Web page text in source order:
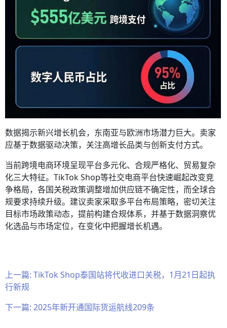
数据揭示新兴增长机会，东南亚与欧洲市场潜力巨大。卖家
应基于数据驱动决策，关注高增长品类与创新支付方式。
当前跨境电商环境呈现平台多元化、合规严格化、贸易复杂
化三大特征。TikTok Shop等社交电商平台快速崛起改变竞
争格局，各国关税政策调整增加供应链不确定性，而全球合
规要求持续升级。建议卖家采取多平台布局策略，密切关注
目标市场政策动态，提前构建合规体系，并基于数据洞察优
化选品与市场定位，在变化中把握增长机遇。
上一篇: TikTok Shop泰国站将代收进口关税，1月21日起执
行新规
下一篇: 2025年新开通国际货运航线209条